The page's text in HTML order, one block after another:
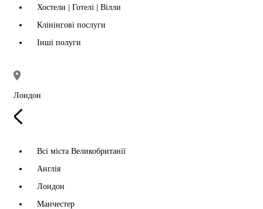
Хостели | Готелі | Вілли
Клінінгові послуги
Інші полуги
Лондон
Всі міста Великобританії
Англія
Лондон
Манчестер